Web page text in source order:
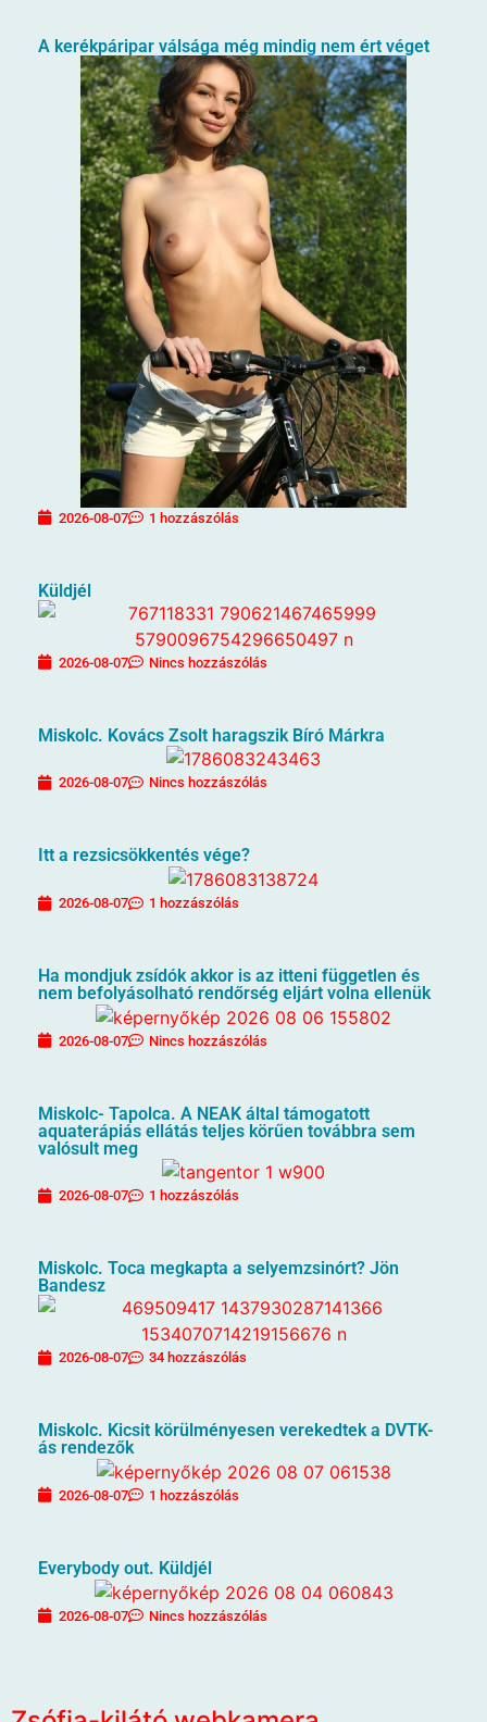
A kerékpáripar válsága még mindig nem ért véget
2026-08-07 1 hozzászólás
Küldjél
2026-08-07 Nincs hozzászólás
Miskolc. Kovács Zsolt haragszik Bíró Márkra
2026-08-07 Nincs hozzászólás
Itt a rezsicsökkentés vége?
2026-08-07 1 hozzászólás
Ha mondjuk zsídók akkor is az itteni független és
nem befolyásolható rendőrség eljárt volna ellenük
2026-08-07 Nincs hozzászólás
Miskolc- Tapolca. A NEAK által támogatott
aquaterápiás ellátás teljes körűen továbbra sem
valósult meg
2026-08-07 1 hozzászólás
Miskolc. Toca megkapta a selyemzsinórt? Jön
Bandesz
2026-08-07 34 hozzászólás
Miskolc. Kicsit körülményesen verekedtek a DVTK-
ás rendezők
2026-08-07 1 hozzászólás
Everybody out. Küldjél
2026-08-07 Nincs hozzászólás